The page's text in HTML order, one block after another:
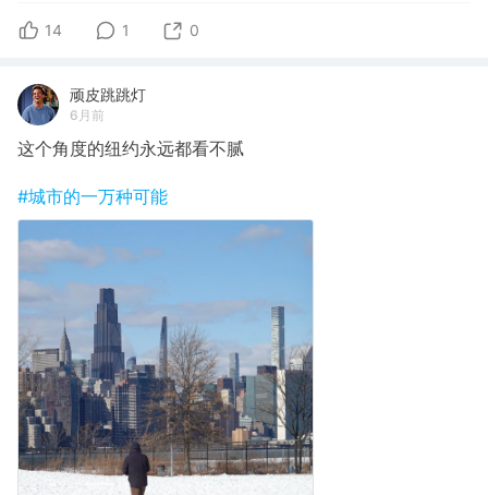
14 1 0
顽皮跳跳灯
6月前
这个角度的纽约永远都看不腻
#城市的一万种可能